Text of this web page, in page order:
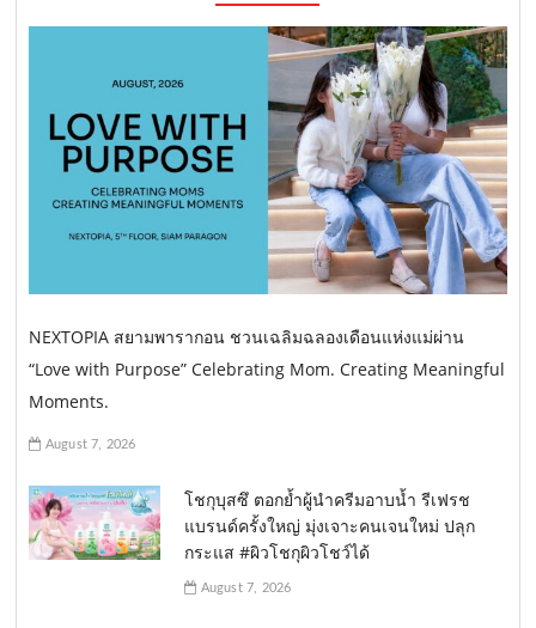
NEXTOPIA สยามพารากอน ชวนเฉลิมฉลองเดือนแห่งแม่ผ่าน
“Love with Purpose” Celebrating Mom. Creating Meaningful
Moments.
August 7, 2026
โชกุบุสซึ ตอกย้ำผู้นำครีมอาบน้ำ รีเฟรช
แบรนด์ครั้งใหญ่ มุ่งเจาะคนเจนใหม่ ปลุก
กระแส #ผิวโชกุผิวโชว์ได้
August 7, 2026